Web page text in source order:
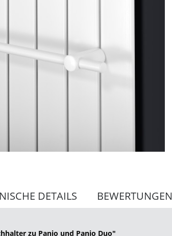
DETAILS BEWERTUNGEN
zu Panio und Panio Duo"